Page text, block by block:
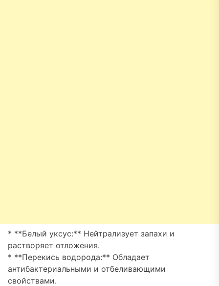
* **Белый уксус:** Нейтрализует запахи и
растворяет отложения.
* **Перекись водорода:** Обладает
антибактериальными и отбеливающими
свойствами.